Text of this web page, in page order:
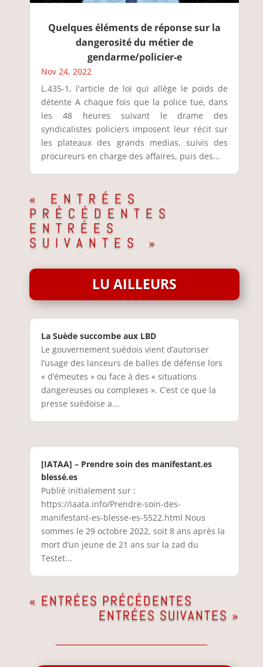
Quelques éléments de réponse sur la
dangerosité du métier de
gendarme/policier-e
Nov 24, 2022
L.435-1, l'article de loi qui allège le poids de
détente A chaque fois que la police tue, dans
les 48 heures suivant le drame des
syndicalistes policiers imposent leur récit sur
les plateaux des grands medias, suivis des
procureurs en charge des affaires, puis des...
« ENTRÉES
PRÉCÉDENTES
ENTRÉES
SUIVANTES »
LU AILLEURS
La Suède succombe aux LBD
Le gouvernement suédois vient d’autoriser
l’usage des lanceurs de balles de défense lors
« d’émeutes » ou face à des « situations
dangereuses ou complexes ». C’est ce que la
presse suédoise a...
[IATAA] – Prendre soin des manifestant.es
blessé.es
Publié initialement sur :
https://iaata.info/Prendre-soin-des-
manifestant-es-blesse-es-5522.html Nous
sommes le 29 octobre 2022, soit 8 ans après la
mort d’un jeune de 21 ans sur la zad du
Testet...
« ENTRÉES PRÉCÉDENTES
ENTRÉES SUIVANTES »